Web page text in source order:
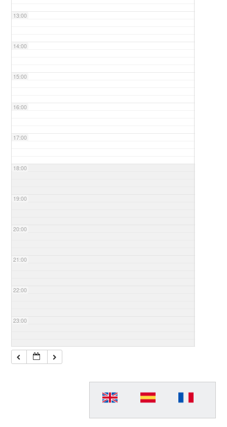
13:00
14:00
15:00
16:00
17:00
18:00
19:00
20:00
21:00
22:00
23:00